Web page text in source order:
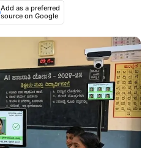
Add as a preferred
source on Google